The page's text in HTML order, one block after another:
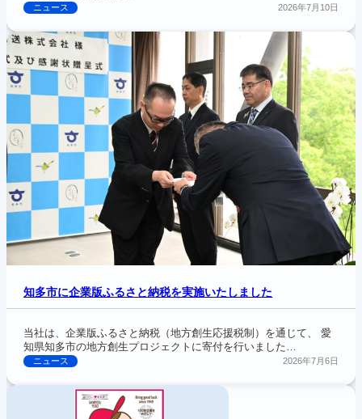
ニュース 2026年7月10日
知多市に企業版ふるさと納税を実施いたしました
当社は、企業版ふるさと納税（地方創生応援税制）を通じて、 愛
知県知多市の地方創生プロジェクトに寄付を行いました…
ニュース 2026年7月6日